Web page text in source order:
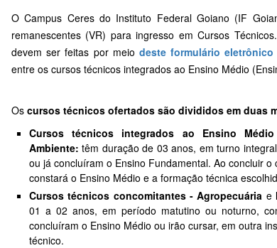
O Campus Ceres do Instituto Federal Goiano (IF
remanescentes (VR) para ingresso em Cursos
devem ser feitas por meio deste formulário eletrônico
entre os cursos técnicos integrados ao Ensino Médio
Os cursos técnicos ofertados são divididos em duas
Cursos técnicos integrados ao Ensino
Ambiente: têm duração de 03 anos, em turno
ou já concluíram o Ensino Fundamental. Ao concluir
constará o Ensino Médio e a formação técnica
Cursos técnicos concomitantes - Agropecuária e
01 a 02 anos, em período matutino ou noturno,
concluíram o Ensino Médio ou irão cursar, em outra
técnico.